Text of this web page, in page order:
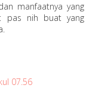
manfaatnya yang
pas nih buat yang
07.56